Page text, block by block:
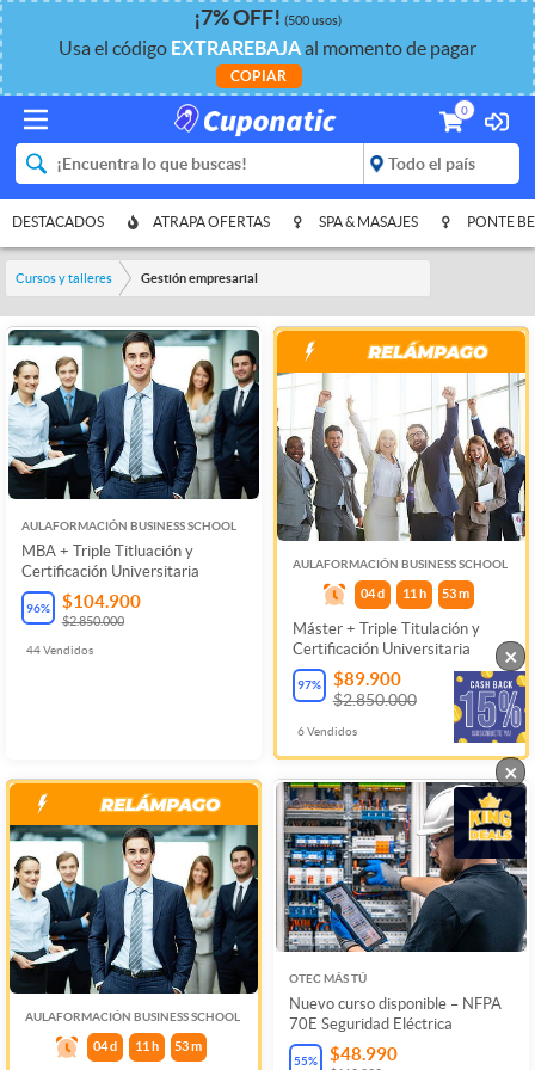
¡7%OFF! (500 usos)
Usa el código EXTRAREBAJAal momento de pagar
COPIAR
0
DESTACADOS ATRAPA OFERTAS SPA & MASAJES PONTE
Cursos y talleres Gestión empresarial
AULAFORMACIÓN BUSINESS SCHOOL
MBA + Triple Titluación y
Certificación Universitaria
96% $104.900
$2.850.000
44Vendidos
AULAFORMACIÓN BUSINESS SCHOOL
04 d 11 h 53m
Máster + Triple Titulación y
Certificación Universitaria
97% $89.900
$2.850.000
6Vendidos
AULAFORMACIÓN BUSINESS SCHOOL
04 d 11 h 53m
OTEC MÁS TÚ
Nuevo curso disponible – NFPA
70E Seguridad Eléctrica
55% $48.990
×
×